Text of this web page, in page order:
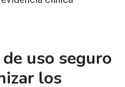
uso seguro
los